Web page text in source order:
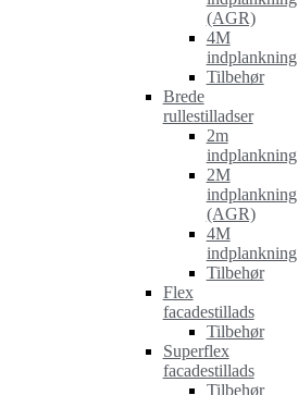
(AGR)
4M
indplankning
Tilbehør
Brede
rullestilladser
2m
indplankning
2M
indplankning
(AGR)
4M
indplankning
Tilbehør
Flex
facadestillads
Tilbehør
Superflex
facadestillads
Tilbehør